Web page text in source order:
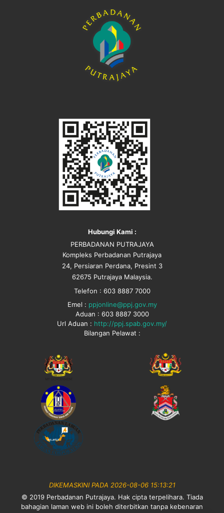
Hubungi Kami :
PERBADANAN PUTRAJAYA
Kompleks Perbadanan Putrajaya
24, Persiaran Perdana, Presint 3
62675 Putrajaya Malaysia.
Telefon : 603 8887 7000
Emel : ppjonline@ppj.gov.my
Aduan : 603 8887 3000
Url Aduan : http://ppj.spab.gov.my/
Bilangan Pelawat :
DIKEMASKINI PADA 2026-08-06 15:13:21
© 2019 Perbadanan Putrajaya. Hak cipta terpelihara. Tiada
bahagian laman web ini boleh diterbitkan tanpa kebenaran